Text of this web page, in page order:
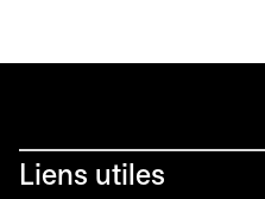
Liens utiles​